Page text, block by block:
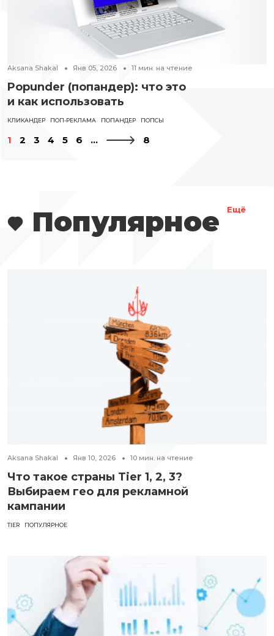
Aksana Shakal Янв 05, 2026 11 мин. на чтение
Popunder (попандер): что это
и как использовать
КЛИКАНДЕР ПОП-РЕКЛАМА ПОПАНДЕР ПОПСЫ
1 2 3 4 5 6 ... 8
Популярное Ещё
Aksana Shakal Янв 10, 2026 10 мин. на чтение
Что такое страны Tier 1, 2, 3?
Выбираем гео для рекламной
кампании
TIER ПОПУЛЯРНОЕ